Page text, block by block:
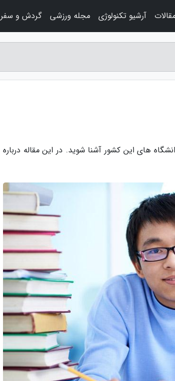
های این کشور آشنا شوید. در این مقاله درباره
آرشیو تکنولوژی مجله ورزشی گردش و سفر